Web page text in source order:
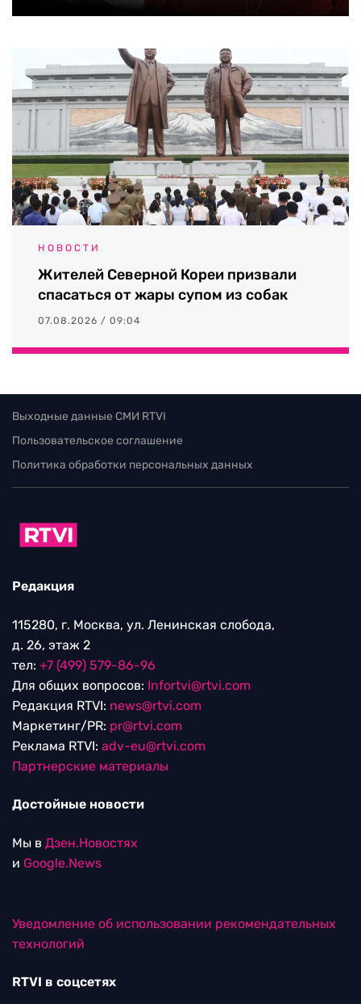
НОВОСТИ
Жителей Северной Кореи призвали
спасаться от жары супом из собак
07.08.2026 / 09:04
Выходные данные СМИ RTVI
Пользовательское соглашение
Политика обработки персональных данных
Редакция
115280, г. Москва, ул. Ленинская слобода,
д. 26, этаж 2
тел: +7 (499) 579-86-96
Для общих вопросов: Infortvi@rtvi.com
Редакция RTVI: news@rtvi.com
Маркетинг/PR: pr@rtvi.com
Реклама RTVI: adv-eu@rtvi.com
Партнерские материалы
Достойные новости
Мы в Дзен.Новостях
и Google.News
Уведомление об использовании рекомендательных
технологий
RTVI в соцсетях